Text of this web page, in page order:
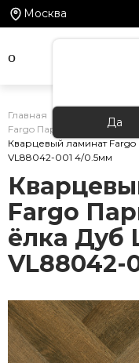
Москва
Да
Главная Каталог
Fargo Паркет Английская
Кварцевый ламинат
VL88042-001 4/0.5мм
Fargo
ёлка Дуб
VL88042-